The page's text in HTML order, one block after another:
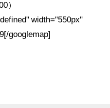
）
width="550px"
googlemap]